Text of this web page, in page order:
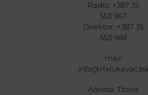
Radio: +387 35
553 967
Direktor: +387 35
553 988
mail:
info@rtvlukavac.ba
Adresa: Titova